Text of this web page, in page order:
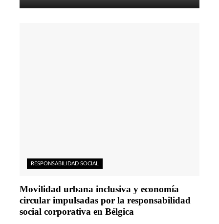
RESPONSABILIDAD SOCIAL
Movilidad urbana inclusiva y economía
circular impulsadas por la responsabilidad
social corporativa en Bélgica